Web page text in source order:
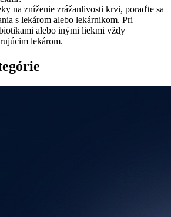
na zníženie zrážanlivosti krvi, poraďte sa
s lekárom alebo lekárnikom. Pri
alebo inými liekmi vždy
lekárom.